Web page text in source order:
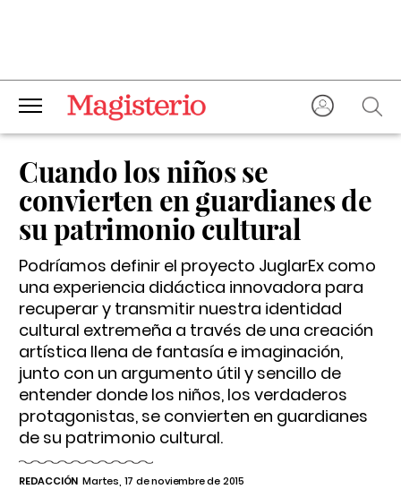
Cuando los niños se
convierten en guardianes de
su patrimonio cultural
Podríamos definir el proyecto JuglarEx como
una experiencia didáctica innovadora para
recuperar y transmitir nuestra identidad
cultural extremeña a través de una creación
artística llena de fantasía e imaginación,
junto con un argumento útil y sencillo de
entender donde los niños, los verdaderos
protagonistas, se convierten en guardianes
de su patrimonio cultural.
REDACCIÓN Martes, 17 de noviembre de 2015